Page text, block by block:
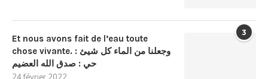
3
Et nous avons fait de l’eau toute
chose vivante. : وجعلنا من الماء كل شيئ
حي : صدق الله العضيم